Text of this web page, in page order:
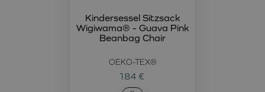
OEKO-TEX®
Kindersessel Sitzsack
Wigiwama® - Guava Pink
Beanbag Chair
184 €